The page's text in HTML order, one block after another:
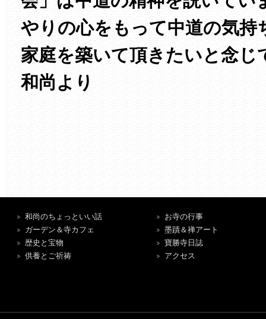
やりの心をもって中道の気持
家庭を築いて頂きたいと念じ
和尚より
和尚のちょっといい話
ガーデン＆寺カフェ
歴史と宝物
供養とご祈祷
お寺の行事
墨蹟＆禅アート
寶勝寺日誌
アクセス